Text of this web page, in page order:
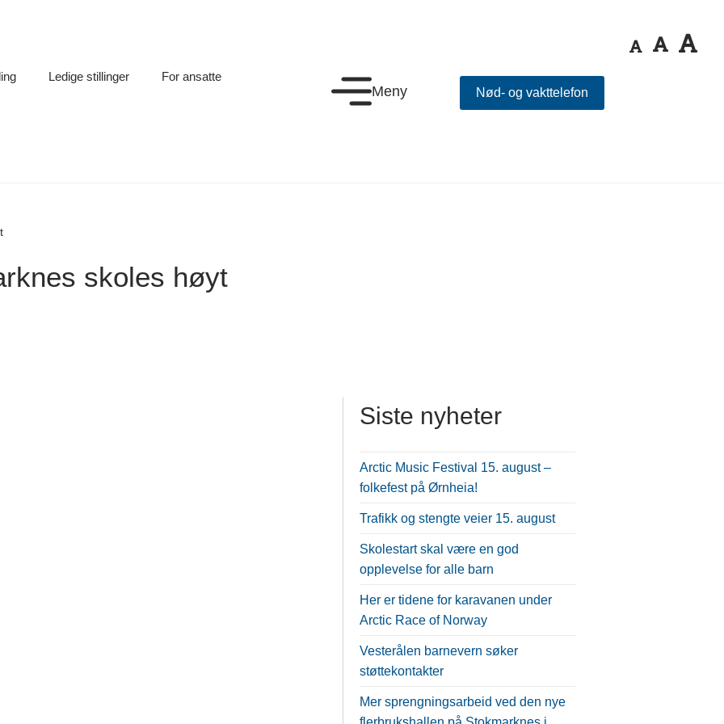
Ledige stillinger For ansatte
Meny Nød- og vakttelefon
skoles høyt
Siste nyheter
Arctic Music Festival 15. august –
folkefest på Ørnheia!
Trafikk og stengte veier 15. august
Skolestart skal være en god
opplevelse for alle barn
Her er tidene for karavanen under
Arctic Race of Norway
Vesterålen barnevern søker
støttekontakter
Mer sprengningsarbeid ved den nye